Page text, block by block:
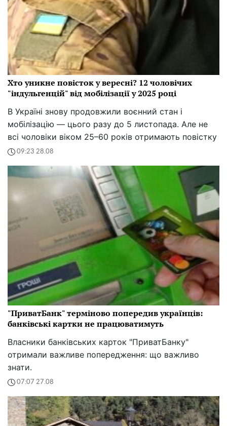
Хто уникне повісток у вересні? 12 чоловічих
"індульгенцій" від мобілізації у 2025 році
В Україні знову продовжили воєнний стан і
мобілізацію — цього разу до 5 листопада. Але не
всі чоловіки віком 25–60 років отримають повістку
09:23 28.08
"ПриватБанк" терміново попередив українців:
банківські картки не працюватимуть
Власники банківських карток "ПриватБанку"
отримали важливе попередження: що важливо
знати.
07:07 27.08